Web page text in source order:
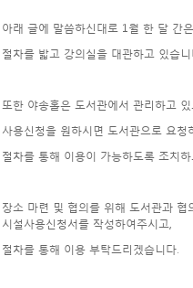
아래 글에 말씀하신대로 1월 한 달 간
절차를 밟고 강의실을 대관하고 있습니
또한 야송홀은 도서관에서 관리하고
사용신청을 원하시면 도서관으로 요청
절차를 통해 이용이 가능하도록 조치하
장소 마련 및 협의를 위해 도서관과 협
시설사용신청서를 작성하여주시고,
절차를 통해 이용 부탁드리겠습니다.